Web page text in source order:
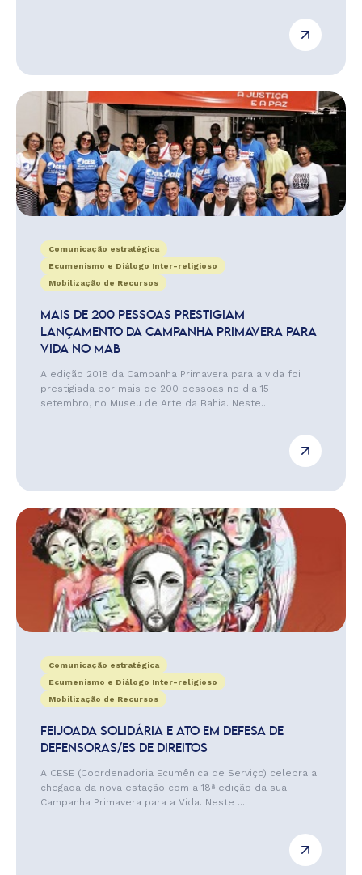
Comunicação estratégica
Ecumenismo e Diálogo Inter-religioso
Mobilização de Recursos
MAIS DE 200 PESSOAS PRESTIGIAM
LANÇAMENTO DA CAMPANHA PRIMAVERA PARA
VIDA NO MAB
A edição 2018 da Campanha Primavera para a vida foi
prestigiada por mais de 200 pessoas no dia 15
setembro, no Museu de Arte da Bahia. Neste...
Comunicação estratégica
Ecumenismo e Diálogo Inter-religioso
Mobilização de Recursos
FEIJOADA SOLIDÁRIA E ATO EM DEFESA DE
DEFENSORAS/ES DE DIREITOS
A CESE (Coordenadoria Ecumênica de Serviço) celebra a
chegada da nova estação com a 18ª edição da sua
Campanha Primavera para a Vida. Neste ...